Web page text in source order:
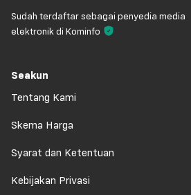
Sudah terdaftar sebagai penyedia media
elektronik di Kominfo
Seakun
Tentang Kami
Skema Harga
Syarat dan Ketentuan
Kebijakan Privasi